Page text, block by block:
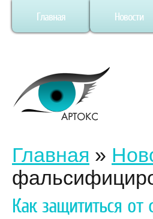
Главная Новости
Главная »
Как защититься